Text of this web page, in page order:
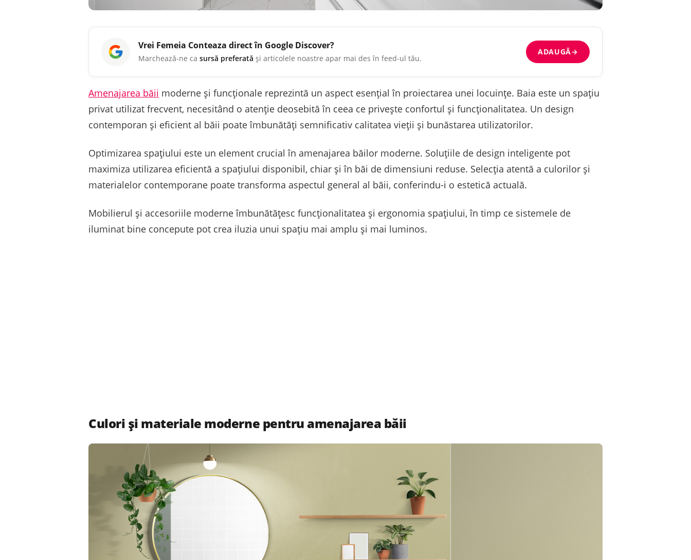
Vrei Femeia Conteaza direct în Google Discover?
Marchează-ne ca sursă preferată și articolele noastre apar mai des în feed-ul tău.
ADAUGĂ→
Amenajarea băii moderne și funcționale reprezintă un aspect esențial în proiectarea unei locuințe. Baia este un spațiu
privat utilizat frecvent, necesitând o atenție deosebită în ceea ce privește confortul și funcționalitatea. Un design
contemporan și eficient al băii poate îmbunătăți semnificativ calitatea vieții și bunăstarea utilizatorilor.
Optimizarea spațiului este un element crucial în amenajarea băilor moderne. Soluțiile de design inteligente pot
maximiza utilizarea eficientă a spațiului disponibil, chiar și în băi de dimensiuni reduse. Selecția atentă a culorilor și
materialelor contemporane poate transforma aspectul general al băii, conferindu-i o estetică actuală.
Mobilierul și accesoriile moderne îmbunătățesc funcționalitatea și ergonomia spațiului, în timp ce sistemele de
iluminat bine concepute pot crea iluzia unui spațiu mai amplu și mai luminos.
Culori și materiale moderne pentru amenajarea băii